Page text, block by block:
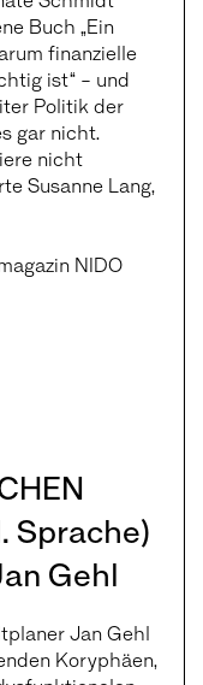
Buch „Ein
finanzielle
ist“ – und
Politik der
gar nicht.
nicht
Susanne Lang,
NIDO
Sprache)
Gehl
Jan Gehl
Koryphäen,